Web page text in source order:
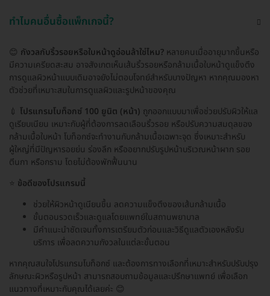
ทำไมคนอื่นซื้อแพ็กเกจนี้?
😊 กังวลกับริ้วรอยหรือใบหน้าดูอ่อนล้าใช่ไหม? หลายคนเมื่ออายุมากขึ้นหรือ
มีความเครียดสะสม อาจสังเกตเห็นเส้นริ้วรอยหรือกล้ามเนื้อใบหน้าดูแข็งตึง
การดูแลผิวหน้าแบบเดิมอาจยังไม่ตอบโจทย์สำหรับบางปัญหา หากคุณมองหา
ตัวช่วยที่เหมาะสมในการดูแลผิวและรูปหน้าของคุณ
💉 โปรแกรมโบท็อกซ์ 100 ยูนิต (หน้า) ถูกออกแบบมาเพื่อช่วยปรับผิวให้แล
ดูเรียบเนียน เหมาะกับผู้ที่ต้องการลดเลือนริ้วรอย หรือปรับความสมดุลของ
กล้ามเนื้อใบหน้า โบท็อกซ์จะทำงานกับกล้ามเนื้อเฉพาะจุด ซึ่งเหมาะสำหรับ
ผู้ใหญ่ที่มีปัญหารอยย่น ร่องลึก หรืออยากปรับรูปหน้าบริเวณหน้าผาก รอย
ตีนกา หรือกราม โดยไม่ต้องพักฟื้นนาน
⭐ ข้อดีของโปรแกรมนี้
ช่วยให้ผิวหน้าดูเนียนขึ้น ลดความแข็งตึงของเส้นกล้ามเนื้อ
ขั้นตอนรวดเร็วและดูแลโดยแพทย์ในสถานพยาบาล
มีคำแนะนำชัดเจนทั้งการเตรียมตัวก่อนและวิธีดูแลตัวเองหลังรับ
บริการ เพื่อลดความกังวลในแต่ละขั้นตอน
หากคุณสนใจโปรแกรมโบท็อกซ์ และต้องการทางเลือกที่เหมาะสำหรับปรับปรุง
ลักษณะผิวหรือรูปหน้า สามารถสอบถามข้อมูลและปรึกษาแพทย์ เพื่อเลือก
แนวทางที่เหมาะกับคุณได้เลยค่ะ 😊